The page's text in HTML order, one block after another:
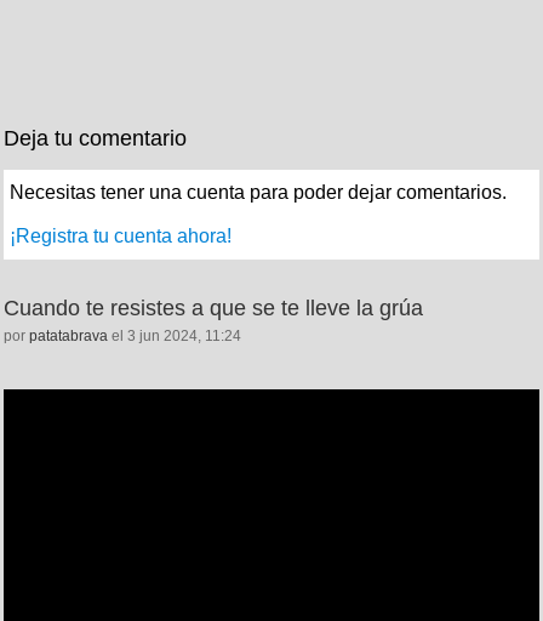
Deja tu comentario
Necesitas tener una cuenta para poder dejar comentarios.
¡Registra tu cuenta ahora!
Cuando te resistes a que se te lleve la grúa
por patatabrava el 3 jun 2024, 11:24